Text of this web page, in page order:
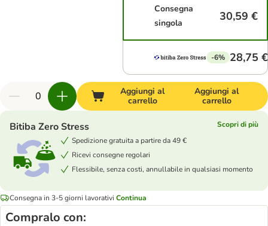
Consegna
singola
30,59 €
-6% 28,75 €
Aggiungi al
carrello
Aggiungi al
carrello
Bitiba Zero Stress
Scopri di più
Spedizione gratuita a partire da 49 €
Ricevi consegne regolari
Flessibile, senza costi, annullabile in qualsiasi momento
Consegna in 3-5 giorni lavorativi Continua
Compralo con: